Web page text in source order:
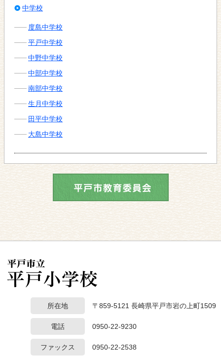
中学校
度島中学校
平戸中学校
中野中学校
中部中学校
南部中学校
生月中学校
田平中学校
大島中学校
所在地 〒859-5121 長崎県平戸市岩の上町1509
電話 0950-22-9230
ファックス 0950-22-2538